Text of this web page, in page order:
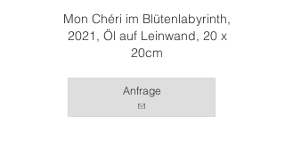
Mon Chéri im Blütenlabyrinth,
2021, Öl auf Leinwand, 20 x
20cm
Anfrage